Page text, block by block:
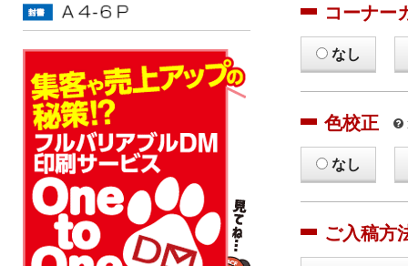
コーナー
なし
色校正
なし
ご入稿方